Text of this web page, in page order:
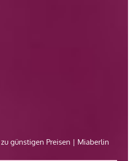
zu günstigen Preisen | Miaberlin